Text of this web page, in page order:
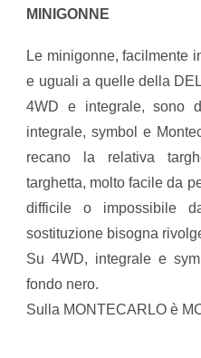
MINIGONNE
Le minigonne, facilmente
e uguali a quelle della
4WD e integrale, sono
integrale, symbol e
recano la relativa
targhetta, molto facile da
difficile o impossibile
sostituzione bisogna
Su 4WD, integrale e
fondo nero.
Sulla MONTECARLO è